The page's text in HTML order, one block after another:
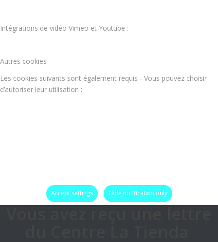
Intégrations de vidéo Vimeo et Youtube :
Autres cookies
Les cookies suivants sont également requis - Vous pouvez choisir
d’autoriser leur utilisation :
Accept settings Hide notification only